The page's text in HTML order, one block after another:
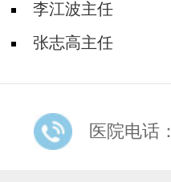
李江波主任
张志高主任
医院电话：